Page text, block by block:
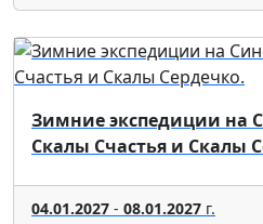
Зимние экспедиции на
Скалы Счастья и Скалы
04.01.2027 - 08.01.2027 г.